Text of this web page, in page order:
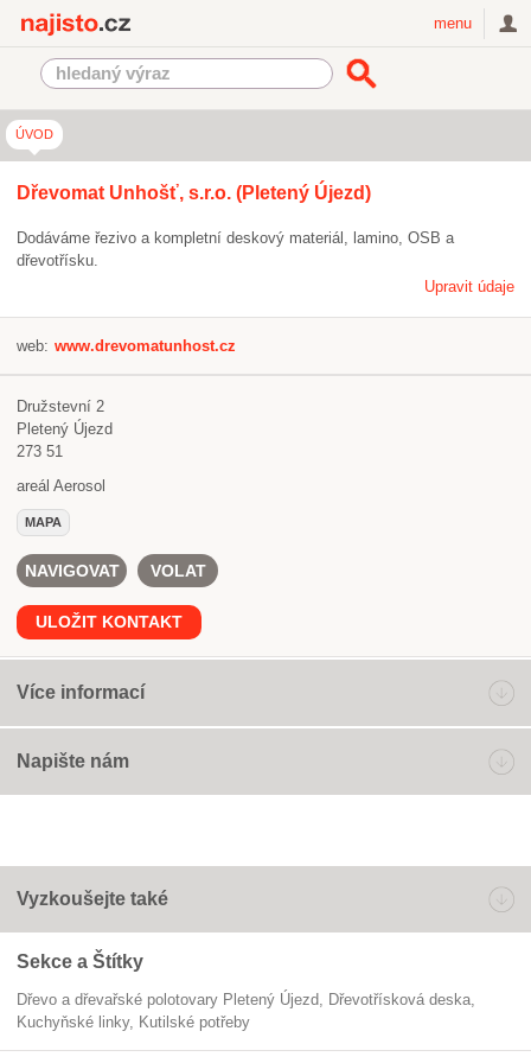
menu
ÚVOD
Dřevomat Unhošť, s.r.o. (Pletený Újezd)
Dodáváme řezivo a kompletní deskový materiál, lamino, OSB a
dřevotřísku.
Upravit údaje
web: www.drevomatunhost.cz
Družstevní 2
Pletený Újezd
273 51
areál Aerosol
MAPA
NAVIGOVAT VOLAT
ULOŽIT KONTAKT
Více informací
Napište nám
Vyzkoušejte také
Sekce a Štítky
Dřevo a dřevařské polotovary Pletený Újezd
dřevotřísková deska
kuchyňské linky
kutilské potřeby